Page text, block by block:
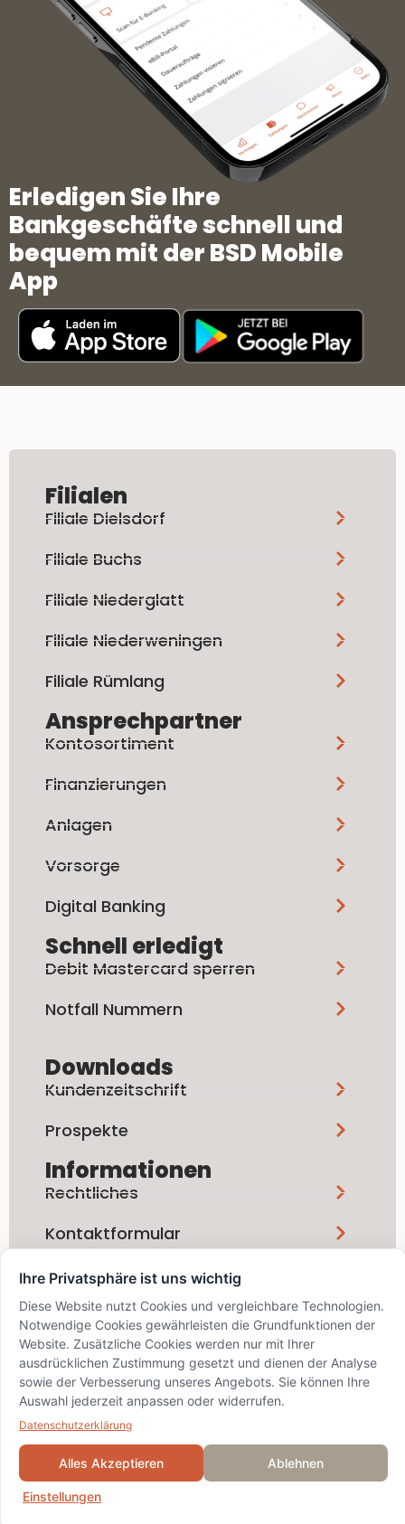
Erledigen Sie Ihre
Bankgeschäfte schnell und
bequem mit der BSD Mobile
App
Filialen
Filiale Dielsdorf
Filiale Buchs
Filiale Niederglatt
Filiale Niederweningen
Filiale Rümlang
Ansprechpartner
Kontosortiment
Finanzierungen
Anlagen
Vorsorge
Digital Banking
Schnell erledigt
Debit Mastercard sperren
Notfall Nummern
Downloads
Kundenzeitschrift
Prospekte
Informationen
Rechtliches
Kontaktformular
Social Media
info@bskd.ch / IID 8389 / SWIFT
BZSDCH22XXX
© 2024 Bezirks-Sparkasse
Dielsdorf
Ihre Privatsphäre ist uns wichtig
Diese Website nutzt Cookies und vergleichbare Technologien.
Notwendige Cookies gewährleisten die Grundfunktionen der
Website. Zusätzliche Cookies werden nur mit Ihrer
ausdrücklichen Zustimmung gesetzt und dienen der Analyse
sowie der Verbesserung unseres Angebots. Sie können Ihre
Auswahl jederzeit anpassen oder widerrufen.
Datenschutzerklärung
Alles Akzeptieren Ablehnen
Einstellungen